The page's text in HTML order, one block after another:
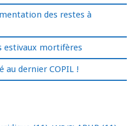
des restes à
estivaux mortifères
au dernier COPIL !